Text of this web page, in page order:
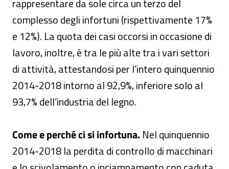
rappresentare da sole circa un terzo del
complesso degli infortuni (rispettivamente 17%
e 12%). La quota dei casi occorsi in occasione di
lavoro, inoltre, è tra le più alte tra i vari settori
di attività, attestandosi per l’intero quinquennio
2014-2018 intorno al 92,9%, inferiore solo al
93,7% dell’industria del legno.
Come e perché ci si infortuna. Nel quinquennio
2014-2018 la perdita di controllo di macchinari